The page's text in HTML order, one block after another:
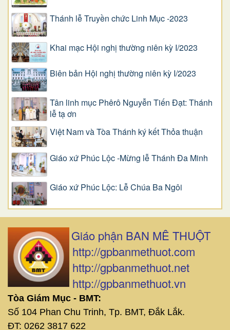
Thánh lễ Truyền chức Linh Mục -2023
Khai mạc Hội nghị thường niên kỳ I/2023
Biên bản Hội nghị thường niên kỳ I/2023
Tân linh mục Phêrô Nguyễn Tiến Đạt: Thánh
lễ tạ ơn
Việt Nam và Tòa Thánh ký kết Thỏa thuận
Giáo xứ Phúc Lộc -Mừng lễ Thánh Đa Minh
Giáo xứ Phúc Lộc: Lễ Chúa Ba Ngôi
Giáo phận BAN MÊ THUỘT
http://gpbanmethuot.com
http://gpbanmethuot.net
http://gpbanmethuot.vn
Tòa Giám Mục - BMT:
Số 104 Phan Chu Trinh, Tp. BMT, Đắk Lắk.
ĐT: 0262 3817 622